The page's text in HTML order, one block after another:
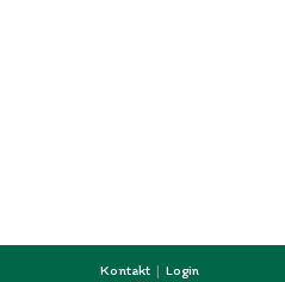
Kontakt Login